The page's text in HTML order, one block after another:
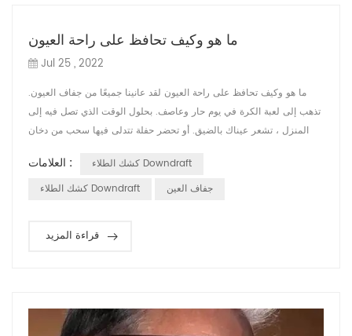
ما هو وكيف تحافظ على راحة العيون
Jul 25 , 2022
ما هو وكيف تحافظ على راحة العيون لقد عانينا جميعًا من جفاف العيون.
تذهب إلى لعبة الكرة في يوم حار وعاصف. بحلول الوقت الذي تصل فيه إلى
المنزل ، تشعر عيناك بالضيق. أو تحضر حفلة تتدلى فيها سحب من دخان
، أو تجلس على الكمبيوتر لعدة ساعات دون أن ترمش كثيرًا. النتيجة: تعب
العلامات :
كشك الطلاء Downdraft
كشك الطلاء Downdraft
جفاف العين
قراءة المزيد